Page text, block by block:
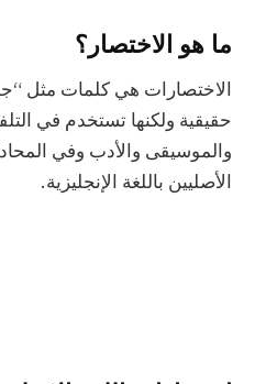
ما هو الاختصار؟
الاختصارات هي كلمات مثل
حقيقية ولكنها تستخدم في
والموسيقى والأدب وفي
الأصليين باللغة الإنجليزية.